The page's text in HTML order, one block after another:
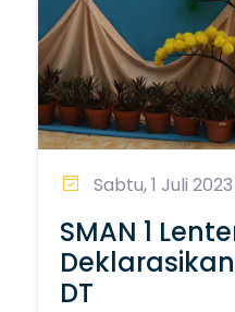
Sabtu, 1 Juli 2023
SMAN 1
DT